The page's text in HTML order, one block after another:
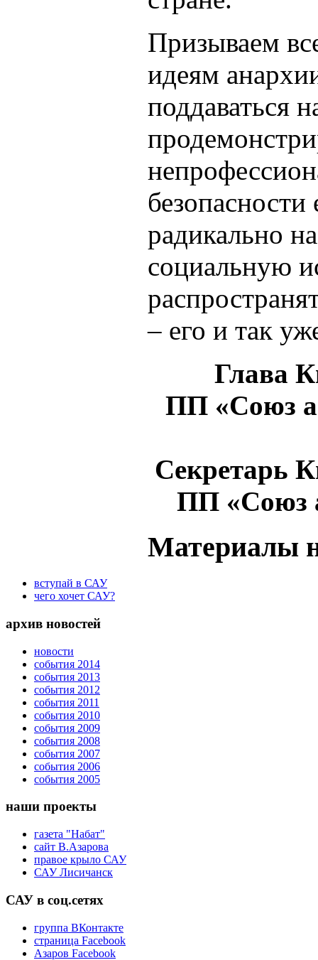
Призываем
идеям
поддаваться
радикально
социальную
– его и так
Глава
ПП «Союз
Секретарь
ПП «Союз
Материалы
вступай в САУ
чего хочет САУ?
архив новостей
новости
события 2014
события 2013
события 2012
события 2011
события 2010
события 2009
события 2008
события 2007
события 2006
события 2005
наши проекты
газета "Набат"
сайт В.Азарова
правое крыло САУ
САУ Лисичанск
САУ в соц.сетях
группа ВКонтакте
страница Facebook
Азаров Facebook